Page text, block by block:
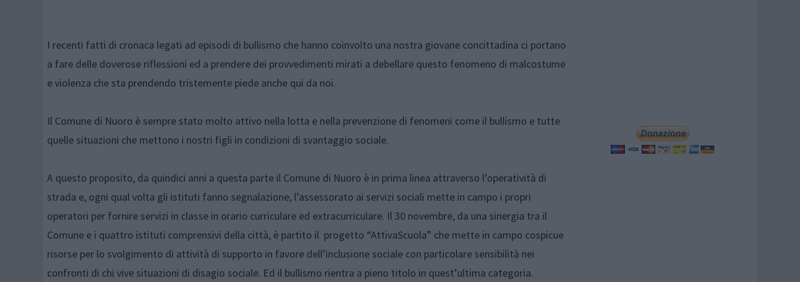
I recenti fatti di cronaca legati ad episodi di bullismo che hanno coinvolto una nostra giovane concittadina ci portano
a fare delle doverose riflessioni ed a prendere dei provvedimenti mirati a debellare questo fenomeno di malcostume
e violenza che sta prendendo tristemente piede anche qui da noi.
Il Comune di Nuoro è sempre stato molto attivo nella lotta e nella prevenzione di fenomeni come il bullismo e tutte
quelle situazioni che mettono i nostri figli in condizioni di svantaggio sociale.
A questo proposito, da quindici anni a questa parte il Comune di Nuoro è in prima linea attraverso l’operatività di
strada e, ogni qual volta gli istituti fanno segnalazione, l’assessorato ai servizi sociali mette in campo i propri
operatori per fornire servizi in classe in orario curriculare ed extracurriculare. Il 30 novembre, da una sinergia tra il
Comune e i quattro istituti comprensivi della città, è partito il progetto “AttivaScuola” che mette in campo cospicue
risorse per lo svolgimento di attività di supporto in favore dell’inclusione sociale con particolare sensibilità nei
confronti di chi vive situazioni di disagio sociale. Ed il bullismo rientra a pieno titolo in quest’ultima categoria.